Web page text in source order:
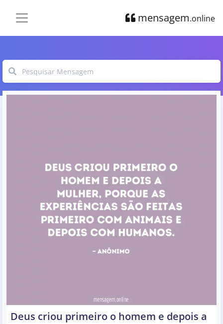
mensagem.online
Deus criou primeiro o homem e depois a